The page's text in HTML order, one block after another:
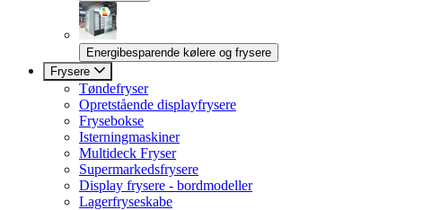
Energibesparende kølere og frysere
Frysere
Tøndefryser
Opretstående displayfrysere
Frysebokse
Isterningmaskiner
Multideck Fryser
Supermarkedsfrysere
Display frysere - bordmodeller
Lagerfryseskabe